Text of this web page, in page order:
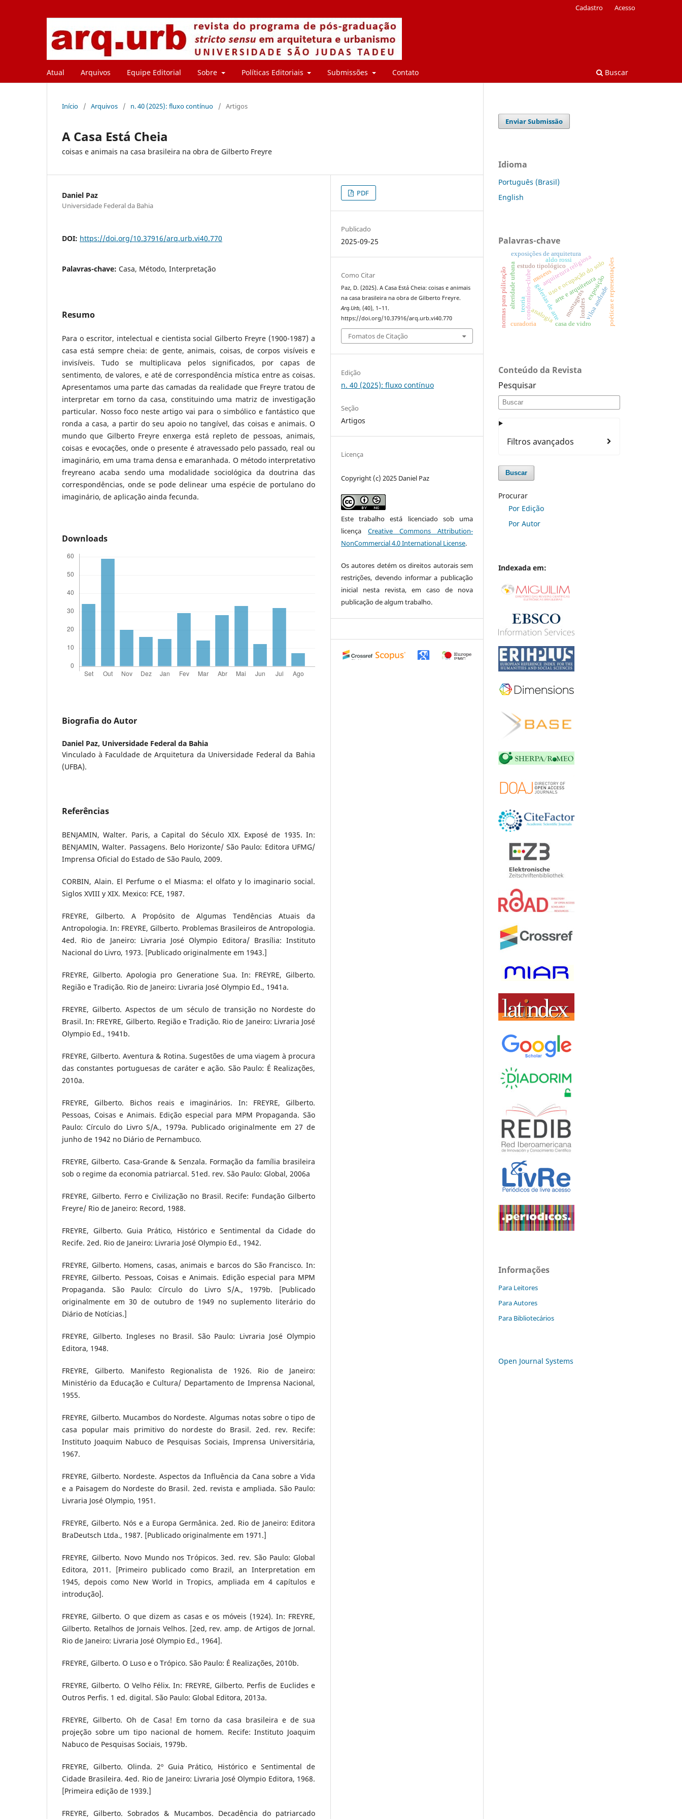
Atual Arquivos Equipe Editorial Sobre Políticas Editoriais Submissões Contato Buscar
Cadastro Acesso
Início / Arquivos / n. 40 (2025): fluxo contínuo / Artigos
A Casa Está Cheia
coisas e animais na casa brasileira na obra de Gilberto Freyre
Daniel Paz
Universidade Federal da Bahia
DOI: https://doi.org/10.37916/arq.urb.vi40.770
Palavras-chave: Casa, Método, Interpretação
Resumo
Para o escritor, intelectual e cientista social Gilberto Freyre (1900-1987) a
casa está sempre cheia: de gente, animais, coisas, de corpos visíveis e
invisíveis. Tudo se multiplicava pelos significados, por capas de
sentimento, de valores, e até de correspondência mística entre as coisas.
Apresentamos uma parte das camadas da realidade que Freyre tratou de
interpretar em torno da casa, constituindo uma matriz de investigação
particular. Nosso foco neste artigo vai para o simbólico e fantástico que
ronda a casa, a partir do seu apoio no tangível, das coisas e animais. O
mundo que Gilberto Freyre enxerga está repleto de pessoas, animais,
coisas e evocações, onde o presente é atravessado pelo passado, real ou
imaginário, em uma trama densa e emaranhada. O método interpretativo
freyreano acaba sendo uma modalidade sociológica da doutrina das
correspondências, onde se pode delinear uma espécie de portulano do
imaginário, de aplicação ainda fecunda.
Downloads
Biografia do Autor
Daniel Paz, Universidade Federal da Bahia
Vinculado à Faculdade de Arquitetura da Universidade Federal da Bahia
(UFBA).
Referências
BENJAMIN, Walter. Paris, a Capital do Século XIX. Exposé de 1935. In:
BENJAMIN, Walter. Passagens. Belo Horizonte/ São Paulo: Editora UFMG/
Imprensa Oficial do Estado de São Paulo, 2009.
CORBIN, Alain. El Perfume o el Miasma: el olfato y lo imaginario social.
Siglos XVIII y XIX. Mexico: FCE, 1987.
FREYRE, Gilberto. A Propósito de Algumas Tendências Atuais da
Antropologia. In: FREYRE, Gilberto. Problemas Brasileiros de Antropologia.
4ed. Rio de Janeiro: Livraria José Olympio Editora/ Brasília: Instituto
Nacional do Livro, 1973. [Publicado originalmente em 1943.]
FREYRE, Gilberto. Apologia pro Generatione Sua. In: FREYRE, Gilberto.
Região e Tradição. Rio de Janeiro: Livraria José Olympio Ed., 1941a.
FREYRE, Gilberto. Aspectos de um século de transição no Nordeste do
Brasil. In: FREYRE, Gilberto. Região e Tradição. Rio de Janeiro: Livraria José
Olympio Ed., 1941b.
FREYRE, Gilberto. Aventura & Rotina. Sugestões de uma viagem à procura
das constantes portuguesas de caráter e ação. São Paulo: É Realizações,
2010a.
FREYRE, Gilberto. Bichos reais e imaginários. In: FREYRE, Gilberto.
Pessoas, Coisas e Animais. Edição especial para MPM Propaganda. São
Paulo: Círculo do Livro S/A., 1979a. Publicado originalmente em 27 de
junho de 1942 no Diário de Pernambuco.
FREYRE, Gilberto. Casa-Grande & Senzala. Formação da família brasileira
sob o regime da economia patriarcal. 51ed. rev. São Paulo: Global, 2006a
FREYRE, Gilberto. Ferro e Civilização no Brasil. Recife: Fundação Gilberto
Freyre/ Rio de Janeiro: Record, 1988.
FREYRE, Gilberto. Guia Prático, Histórico e Sentimental da Cidade do
Recife. 2ed. Rio de Janeiro: Livraria José Olympio Ed., 1942.
FREYRE, Gilberto. Homens, casas, animais e barcos do São Francisco. In:
FREYRE, Gilberto. Pessoas, Coisas e Animais. Edição especial para MPM
Propaganda. São Paulo: Círculo do Livro S/A., 1979b. [Publicado
originalmente em 30 de outubro de 1949 no suplemento literário do
Diário de Notícias.]
FREYRE, Gilberto. Ingleses no Brasil. São Paulo: Livraria José Olympio
Editora, 1948.
FREYRE, Gilberto. Manifesto Regionalista de 1926. Rio de Janeiro:
Ministério da Educação e Cultura/ Departamento de Imprensa Nacional,
1955.
FREYRE, Gilberto. Mucambos do Nordeste. Algumas notas sobre o tipo de
casa popular mais primitivo do nordeste do Brasil. 2ed. rev. Recife:
Instituto Joaquim Nabuco de Pesquisas Sociais, Imprensa Universitária,
1967.
FREYRE, Gilberto. Nordeste. Aspectos da Influência da Cana sobre a Vida
e a Paisagem do Nordeste do Brasil. 2ed. revista e ampliada. São Paulo:
Livraria José Olympio, 1951.
FREYRE, Gilberto. Nós e a Europa Germânica. 2ed. Rio de Janeiro: Editora
BraDeutsch Ltda., 1987. [Publicado originalmente em 1971.]
FREYRE, Gilberto. Novo Mundo nos Trópicos. 3ed. rev. São Paulo: Global
Editora, 2011. [Primeiro publicado como Brazil, an Interpretation em
1945, depois como New World in Tropics, ampliada em 4 capítulos e
introdução].
FREYRE, Gilberto. O que dizem as casas e os móveis (1924). In: FREYRE,
Gilberto. Retalhos de Jornais Velhos. [2ed, rev. amp. de Artigos de Jornal.
Rio de Janeiro: Livraria José Olympio Ed., 1964].
FREYRE, Gilberto. O Luso e o Trópico. São Paulo: É Realizações, 2010b.
FREYRE, Gilberto. O Velho Félix. In: FREYRE, Gilberto. Perfis de Euclides e
Outros Perfis. 1 ed. digital. São Paulo: Global Editora, 2013a.
FREYRE, Gilberto. Oh de Casa! Em torno da casa brasileira e de sua
projeção sobre um tipo nacional de homem. Recife: Instituto Joaquim
Nabuco de Pesquisas Sociais, 1979b.
FREYRE, Gilberto. Olinda. 2º Guia Prático, Histórico e Sentimental de
Cidade Brasileira. 4ed. Rio de Janeiro: Livraria José Olympio Editora, 1968.
[Primeira edição de 1939.]
FREYRE, Gilberto. Sobrados & Mucambos. Decadência do patriarcado
PDF
Publicado
2025-09-25
Como Citar
Paz, D. (2025). A Casa Está Cheia: coisas e animais
na casa brasileira na obra de Gilberto Freyre.
Arq.Urb, (40), 1–11.
https://doi.org/10.37916/arq.urb.vi40.770
Fomatos de Citação
Edição
n. 40 (2025): fluxo contínuo
Seção
Artigos
Licença
Copyright (c) 2025 Daniel Paz
Este trabalho está licenciado sob uma
licençaCreative Commons Attribution-
NonCommercial 4.0 International License.
Os autores detém os direitos autorais sem
restrições, devendo informar a publicação
inicial nesta revista, em caso de nova
publicação de algum trabalho.
Enviar Submissão
Idioma
Português (Brasil)
English
Palavras-chave
arquitetura religiosa
arte e arquitetura
museus
galerias de artemontagens
exposições de arquitetura
casa de vidro
exposição
londres
estudo tipológicouso e ocupação do solo
condomínio-clube viloa andrade
analogia
aldo rossi
alteridade urbana
curadoria poéticas e representações
normas para púlicação teoria
Conteúdo da Revista
Pesquisar
Filtros avançados
Buscar
Procurar
Por Edição
Por Autor
Indexada em:
Informações
Para Leitores
Para Autores
Para Bibliotecários
Open Journal Systems